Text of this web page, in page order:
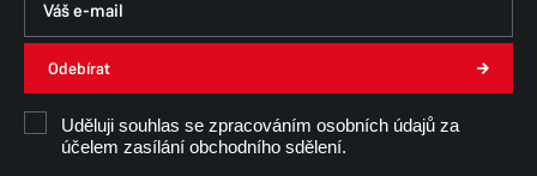
Odebírat
Uděluji souhlas se zpracováním osobních údajů za
účelem zasílání obchodního sdělení.